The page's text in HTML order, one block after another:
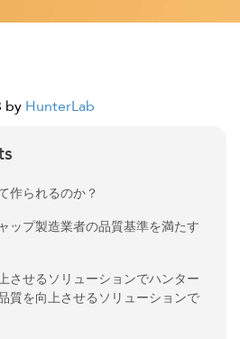
by HunterLab
作られるのか？
ップ製造業者の品質基準を満たす
させるソリューションでハンター
質を向上させるソリューションで